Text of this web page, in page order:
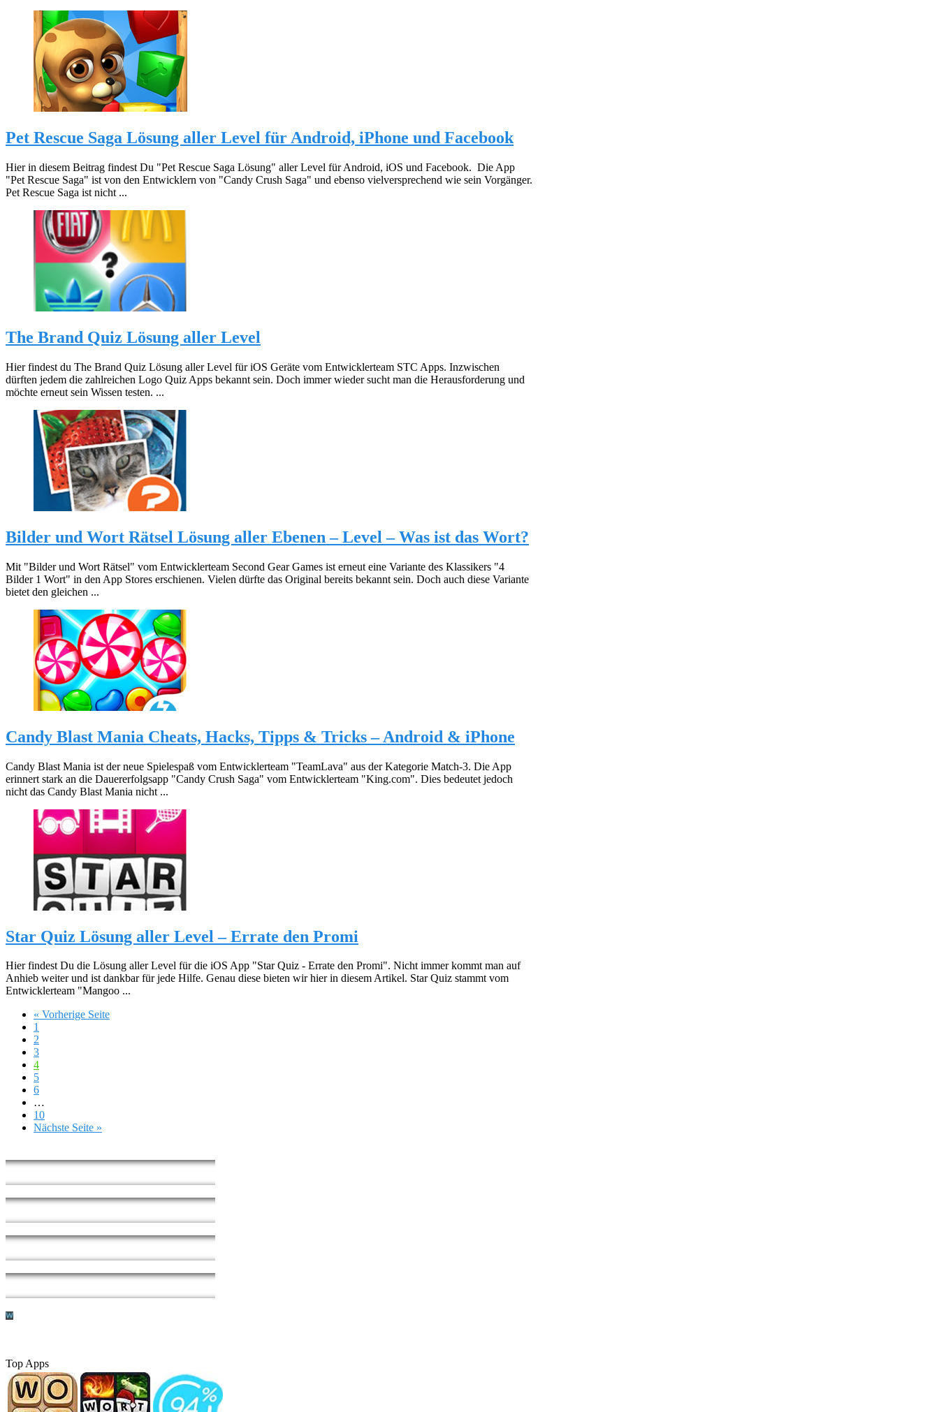
Pet Rescue Saga Lösung aller Level für Android, iPhone und Facebook
Hier in diesem Beitrag findest Du "Pet Rescue Saga Lösung" aller Level für Android, iOS und Facebook. Die App
"Pet Rescue Saga" ist von den Entwicklern von "Candy Crush Saga" und ebenso vielversprechend wie sein Vorgänger.
Pet Rescue Saga ist nicht ...
The Brand Quiz Lösung aller Level
Hier findest du The Brand Quiz Lösung aller Level für iOS Geräte vom Entwicklerteam STC Apps. Inzwischen
dürften jedem die zahlreichen Logo Quiz Apps bekannt sein. Doch immer wieder sucht man die Herausforderung und
möchte erneut sein Wissen testen. ...
Bilder und Wort Rätsel Lösung aller Ebenen – Level – Was ist das Wort?
Mit "Bilder und Wort Rätsel" vom Entwicklerteam Second Gear Games ist erneut eine Variante des Klassikers "4
Bilder 1 Wort" in den App Stores erschienen. Vielen dürfte das Original bereits bekannt sein. Doch auch diese Variante
bietet den gleichen ...
Candy Blast Mania Cheats, Hacks, Tipps & Tricks – Android & iPhone
Candy Blast Mania ist der neue Spielespaß vom Entwicklerteam "TeamLava" aus der Kategorie Match-3. Die App
erinnert stark an die Dauererfolgsapp "Candy Crush Saga" vom Entwicklerteam "King.com". Dies bedeutet jedoch
nicht das Candy Blast Mania nicht ...
Star Quiz Lösung aller Level – Errate den Promi
Hier findest Du die Lösung aller Level für die iOS App "Star Quiz - Errate den Promi". Nicht immer kommt man auf
Anhieb weiter und ist dankbar für jede Hilfe. Genau diese bieten wir hier in diesem Artikel. Star Quiz stammt vom
Entwicklerteam "Mangoo ...
« Vorherige Seite
1
2
3
4
5
6
…
10
Nächste Seite »
Top Apps